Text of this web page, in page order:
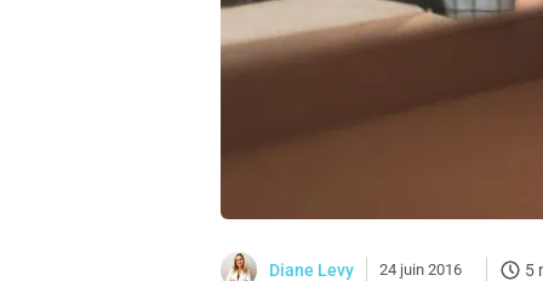
Diane Levy 24 juin 2016 5